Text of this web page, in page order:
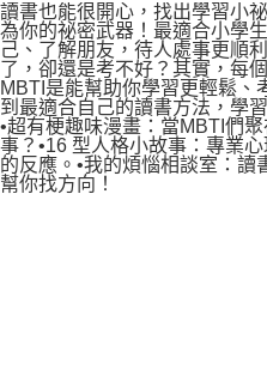
讀書也能很開心，找出學習小
為你的祕密武器！最適合小學
己、了解朋友，待人處事更順
了，卻還是考不好？其實，每
MBTI是能幫助你學習更輕鬆、
到最適合自己的讀書方法，學
•超有梗趣味漫畫：當MBTI們
事？•16 型人格小故事：專業
的反應。•我的煩惱相談室：讀
幫你找方向！